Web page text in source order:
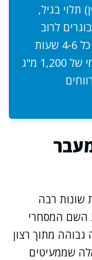
תלוי בגיל,
לרוב
משתמשים במינון של 200-400 מ"ג כל 4-6 שעות
לפי הצורך, כאשר אין לעבור מינון יומי של 1,200 מ"ג
שונות רבה
השם המסחרי
גבוהה מתוך רצון
שממעיטים